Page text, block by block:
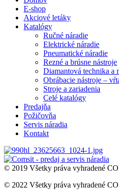
E-shop
Akciové letáky
Katalógy
Ručné náradie
Elektrické náradie
Pneumatické náradie
Rezné a brúsne nástroje
Diamantová technika a
Obrábacie nástroje –
Stroje a zariadenia
Celé katalógy
Predajňa
Požičovňa
Servis náradia
Kontakt
© 2019 Všetky práva vyhradené
© 2022 Všetky práva vyhradené